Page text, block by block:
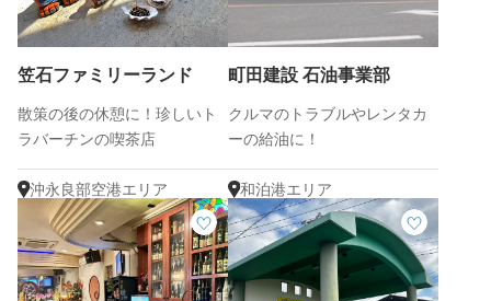
笠石ファミリーランド
散策の後の休憩に！珍しいト
ラバーチンの喫茶店
沖永良部空港エリア
町田建設 石油事業部
クルマのトラブルやレンタカ
ーの給油に！
和泊港エリア